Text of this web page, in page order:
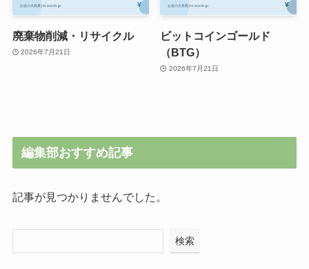
廃棄物削減・リサイクル
2026年7月21日
ビットコインゴールド
（BTG）
2026年7月21日
編集部おすすめ記事
記事が見つかりませんでした。
検索